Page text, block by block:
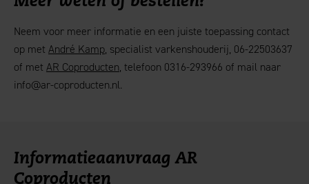
Neem voor meer informatie en een juiste toepassing contact
op met André Kamp, specialist varkenshouderij, 06-22503637
of met AR Coproducten, telefoon 0316-293966 of mail naar
info@ar-coproducten.nl.
Informatieaanvraag AR
Coproducten